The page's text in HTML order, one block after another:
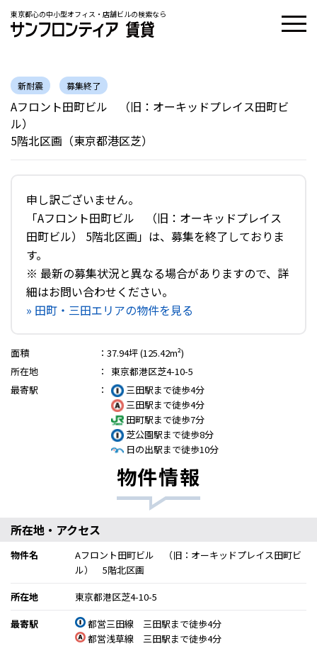
東京都心の中小型オフィス・店舗ビルの検索なら
新耐震 募集終了
Aフロント田町ビル （旧：オーキッドプレイス田町ビ
ル）
5階北区画（東京都港区芝）
申し訳ございません。
「Aフロント田町ビル （旧：オーキッドプレイス
田町ビル） 5階北区画」は、募集を終了しておりま
す。
※ 最新の募集状況と異なる場合がありますので、詳
細はお問い合わせください。
» 田町・三田エリアの物件を見る
面積 ： 37.94坪 (125.42m²)
所在地
：
東京都港区芝4-10-5
最寄駅
：
三田駅まで徒歩4分
三田駅まで徒歩4分
田町駅まで徒歩7分
芝公園駅まで徒歩8分
日の出駅まで徒歩10分
物件情報
所在地・アクセス
物件名
Aフロント田町ビル （旧：オーキッドプレイス田町ビ
ル） 5階北区画
所在地
東京都港区芝4-10-5
最寄駅
都営三田線 三田駅まで徒歩4分
都営浅草線 三田駅まで徒歩4分